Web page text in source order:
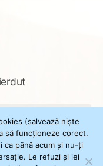
(salvează niște
să funcționeze corect.
ca până acum și nu-ți
Le refuzi și iei